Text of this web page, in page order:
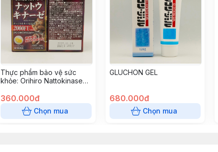
Thực phẩm bảo vệ sức
khỏe: Orihiro Nattokinase
360.000đ
Chọn mua
GLUCHON GEL
680.000đ
Chọn mua